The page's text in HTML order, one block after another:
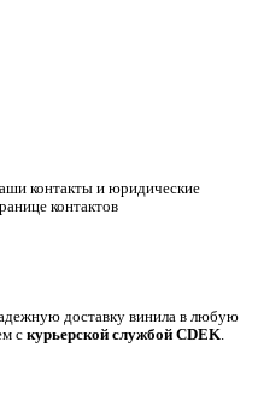
контакты и юридические
контактов
доставку винила в любую
с курьерской службой CDEK